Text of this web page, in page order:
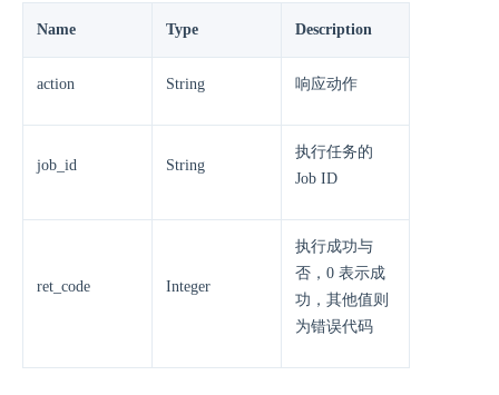
Name Type Description
action String 响应动作
job_id String
执行任务的
Job ID
ret_code Integer
执行成功与
否，0 表示成
功，其他值则
为错误代码